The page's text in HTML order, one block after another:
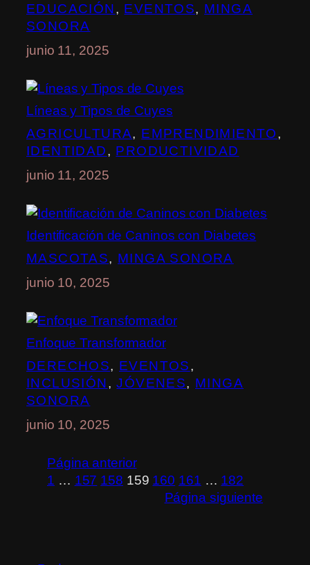
EDUCACIÓN, EVENTOS, MINGA
SONORA
junio 11, 2025
Líneas y Tipos de Cuyes
AGRICULTURA, EMPRENDIMIENTO
IDENTIDAD, PRODUCTIVIDAD
junio 11, 2025
Identificación de Caninos con Diabetes
MASCOTAS, MINGA SONORA
junio 10, 2025
Enfoque Transformador
DERECHOS, EVENTOS
INCLUSIÓN, JÓVENES, MINGA
SONORA
junio 10, 2025
Página anterior
1 … 157 158 159 160 161 … 182
Página siguiente